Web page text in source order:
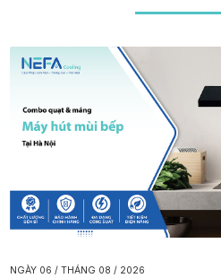
NGÀY 06 / THÁNG 08 / 2026